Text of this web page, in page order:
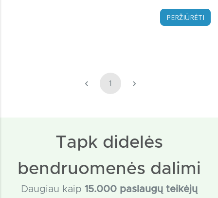
PERŽIŪRĖTI
‹ 1 ›
Tapk didelės
bendruomenės dalimi
Daugiau kaip 15.000 paslaugų teikėjų